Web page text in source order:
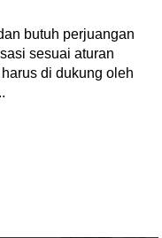
butuh perjuangan
sesuai aturan
di dukung oleh